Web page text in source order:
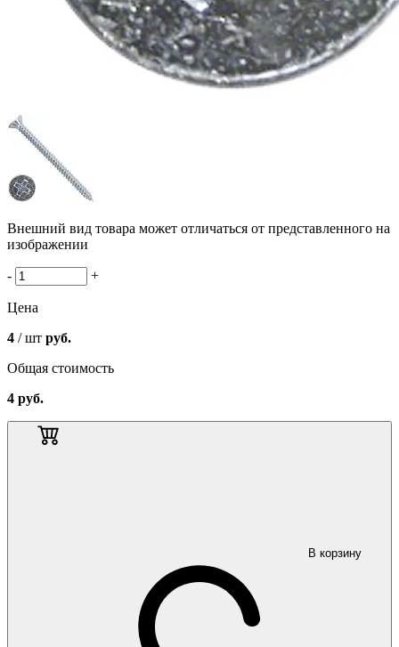
Внешний вид товара может отличаться от представленного на
изображении
- +
Цена
4 / шт руб.
Общая стоимость
4 руб.
В корзину